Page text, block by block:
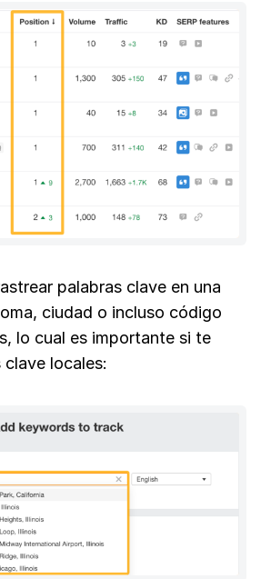
palabras clave en una
ciudad o incluso código
lo cual es importante si te
locales: